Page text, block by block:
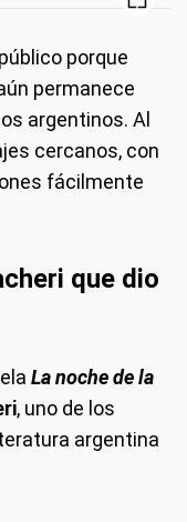
porque
permanece
argentinos. Al
cercanos, con
fácilmente
que dio
La noche de la
, uno de los
argentina